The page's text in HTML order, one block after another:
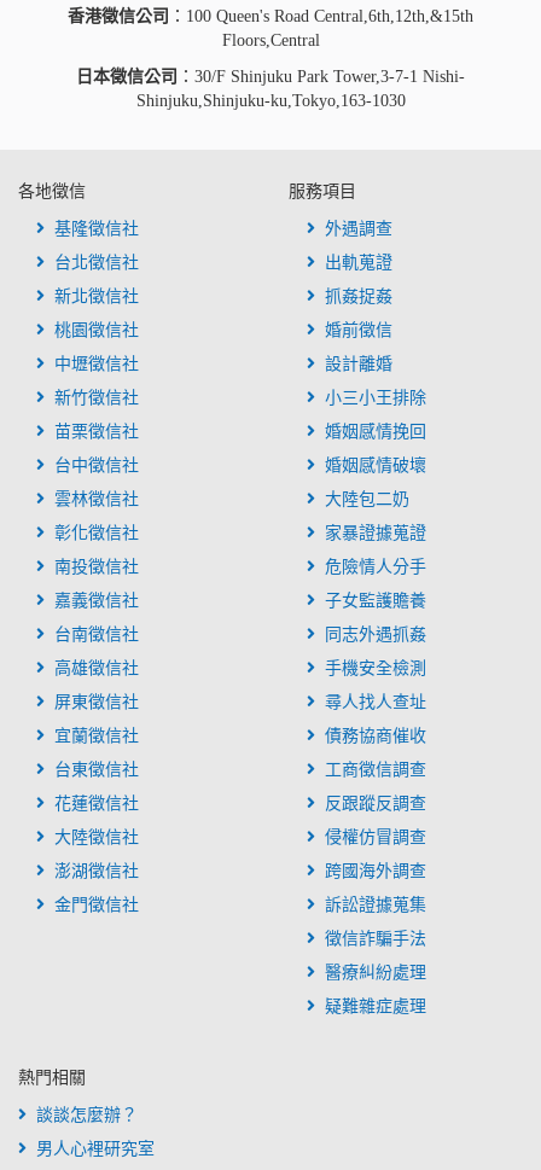
香港徵信公司 ：100 Queen's Road Central,6th,12th,&15th
Floors,Central
日本徵信公司 ：30/F Shinjuku Park Tower,3-7-1 Nishi-
Shinjuku,Shinjuku-ku,Tokyo,163-1030
各地徵信
基隆徵信社
台北徵信社
新北徵信社
桃園徵信社
中壢徵信社
新竹徵信社
苗栗徵信社
台中徵信社
雲林徵信社
彰化徵信社
南投徵信社
嘉義徵信社
台南徵信社
高雄徵信社
屏東徵信社
宜蘭徵信社
台東徵信社
花蓮徵信社
大陸徵信社
澎湖徵信社
金門徵信社
服務項目
外遇調查
出軌蒐證
抓姦捉姦
婚前徵信
設計離婚
小三小王排除
婚姻感情挽回
婚姻感情破壞
大陸包二奶
家暴證據蒐證
危險情人分手
子女監護贍養
同志外遇抓姦
手機安全檢測
尋人找人查址
債務協商催收
工商徵信調查
反跟蹤反調查
侵權仿冒調查
跨國海外調查
訴訟證據蒐集
徵信詐騙手法
醫療糾紛處理
疑難雜症處理
熱門相關
談談怎麼辦？
男人心裡研究室